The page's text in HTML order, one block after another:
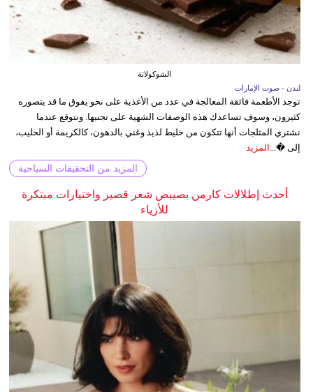
الشوكولاتة
لندن - صوت الإمارات
توجد الأطعمة فائقة المعالجة في عدد من الأغذية على نحو يفوق ما قد يتصوره
كثيرون، وسوف تساعدك هذه الوصفات الشهية على تجنبها. ونتوقع عندما
نشتري المثلجات أنها تتكون من خليط لذيذ وغني بالدهون، كالكريمة أو الحليب،
إلى �... المزيد
المزيد من التحقيقات السياحية
أحدث إطلالات كارمن بصيبص شعر قصير واختيارات مبتكرة
للأزياء